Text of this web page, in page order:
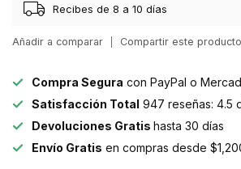
Recibes de 8 a 10 días
Añadir a comparar Compartir este producto
Compra Segura con PayPal o
Satisfacción Total 947 reseñas: 4.5
Devoluciones Gratis hasta 30 días
Envío Gratis en compras desde